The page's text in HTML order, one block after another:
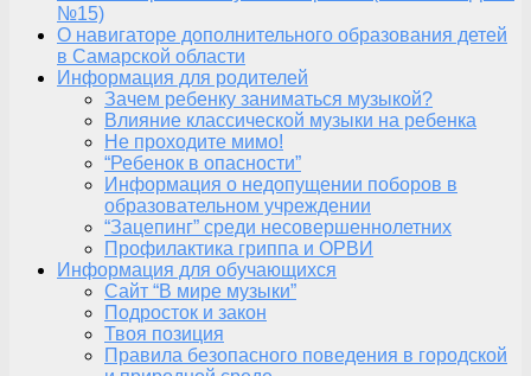
№15)
О навигаторе дополнительного образования детей
в Самарской области
Информация для родителей
Зачем ребенку заниматься музыкой?
Влияние классической музыки на ребенка
Не проходите мимо!
“Ребенок в опасности”
Информация о недопущении поборов в
образовательном учреждении
“Зацепинг” среди несовершеннолетних
Профилактика гриппа и ОРВИ
Информация для обучающихся
Сайт “В мире музыки”
Подросток и закон
Твоя позиция
Правила безопасного поведения в городской